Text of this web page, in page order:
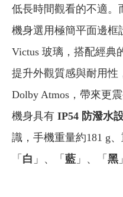
低長時間觀看的不適。
機身選用極簡平面邊框
Victus 玻璃，搭配經典
提升外觀質感與耐用性
Dolby Atmos，帶來更
機身具有 IP54 防潑水
識，手機重量約181 g
「 白 」、「 藍 」、「 黑